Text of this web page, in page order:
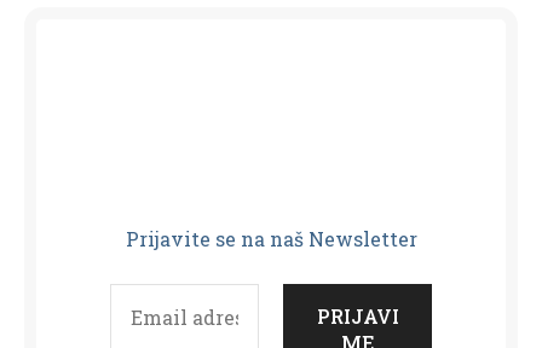
Prijavite se na naš Newsletter